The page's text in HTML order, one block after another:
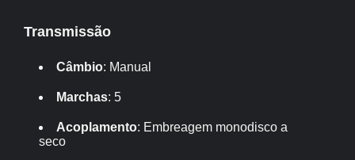
Transmissão
Câmbio: Manual
Marchas: 5
Acoplamento: Embreagem monodisco a
seco